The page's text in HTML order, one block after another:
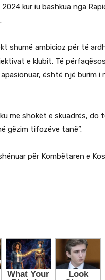
kur iu bashkua nga
shumë ambicioz për të
e klubit. Të
është një burim i
me shokët e skuadrës,
gëzim tifozëve tanë”.
për Kombëtaren e